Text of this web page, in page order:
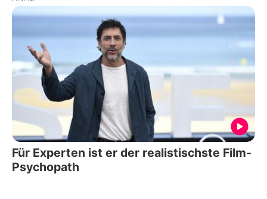
Für Experten ist er der realistischste Film-
Psychopath